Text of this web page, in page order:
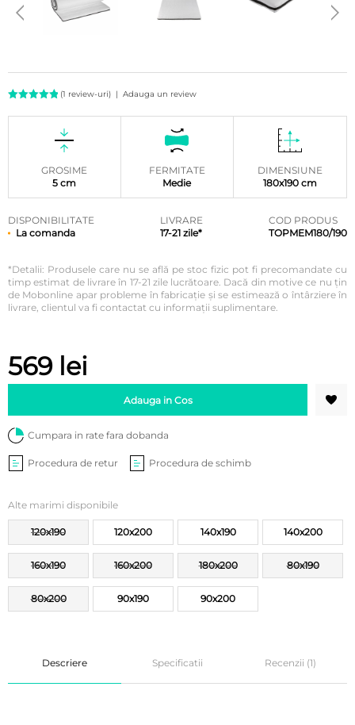
evaluări
(1 review-uri) | Adauga un review
GROSIME
5 cm
FERMITATE
Medie
DIMENSIUNE
180x190 cm
DISPONIBILITATE
La comanda
LIVRARE
17-21 zile*
COD PRODUS
TOPMEM180/190
*Detalii: Produsele care nu se află pe stoc fizic pot fi precomandate cu
timp estimat de livrare în 17-21 zile lucrătoare. Dacă din motive ce nu țin
de Mobonline apar probleme în fabricație și se estimează o întârziere în
livrare, clientul va fi contactat cu informații suplimentare.
569 lei
Adauga in Cos
Cumpara in rate fara dobanda
Procedura de retur Procedura de schimb
Alte marimi disponibile
120x190 120x200 140x190 140x200
160x190 160x200 180x200 80x190
80x200 90x190 90x200
Descriere Specificatii Recenzii (1)